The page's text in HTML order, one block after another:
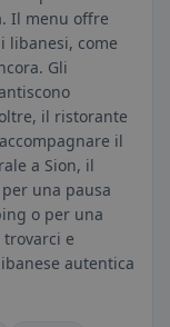
Il menu offre
libanesi, come
Gli
il ristorante
il
a Sion, il
una pausa
o per una
e
autentica